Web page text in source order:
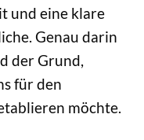
und eine klare
Genau darin
der Grund,
für den
möchte.